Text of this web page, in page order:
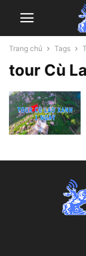
Trang chủ Tags
tour Cù